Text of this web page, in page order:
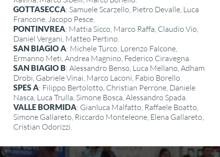
GOTTASECCA: Samuele Scarzello, Pietro Devalle, Luca
Francone, Jacopo Pesce.
PONTINVREA: Mattia Sicco, Marco Raffa, Claudio Vio,
Daniel Vergani, Matteo Pertino.
SAN BIAGIO A: Michele Turco, Lorenzo Falcone,
Ermanno Meti, Andrea Magnino, Federico Ciravegna.
SAN BIAGIO B: Alessandro Benso, Luca Mellano, Adham
Drobi, Gabriele Vinai, Marco Laconi, Fabio Borello.
SPES A: Filippo Bertolotto, Christian Perrone, Daniele
Nasca, Luca Trulla, Simone Bosca, Alessandro Spada.
VALLE BORMIDA: Gianluca Malfatto, Raffaele Boatto,
Simone Gallareto, Riccardo Monteleone, Elena Gallareto,
Cristian Odorizzi.